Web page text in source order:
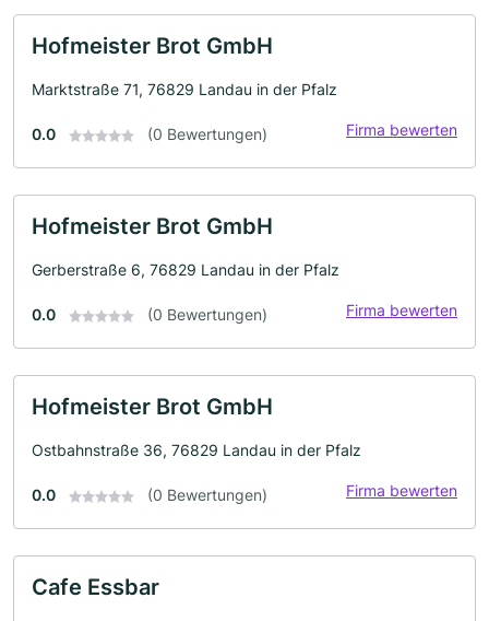
Hofmeister Brot GmbH
Marktstraße 71, 76829 Landau in der Pfalz
0.0 (0 Bewertungen) Firma bewerten
Hofmeister Brot GmbH
Gerberstraße 6, 76829 Landau in der Pfalz
0.0 (0 Bewertungen) Firma bewerten
Hofmeister Brot GmbH
Ostbahnstraße 36, 76829 Landau in der Pfalz
0.0 (0 Bewertungen) Firma bewerten
Cafe Essbar